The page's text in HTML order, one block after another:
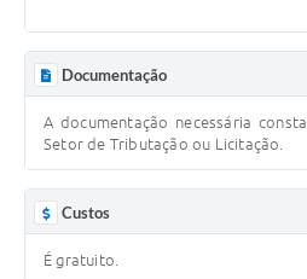
Documentação
A documentação necessária
Setor de Tributação ou Licitação.
Custos
É gratuito.